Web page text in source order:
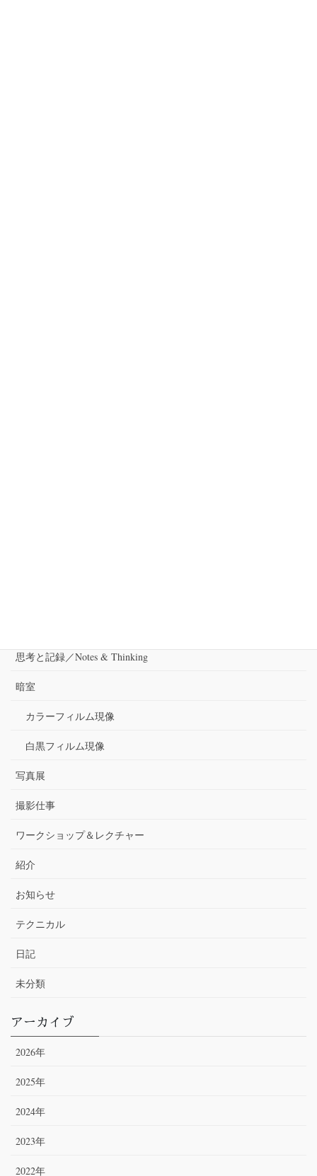
思考と記録／Notes & Thinking
暗室
カラーフィルム現像
白黒フィルム現像
写真展
撮影仕事
ワークショップ＆レクチャー
紹介
お知らせ
テクニカル
日記
未分類
アーカイブ
2026年
2025年
2024年
2023年
2022年